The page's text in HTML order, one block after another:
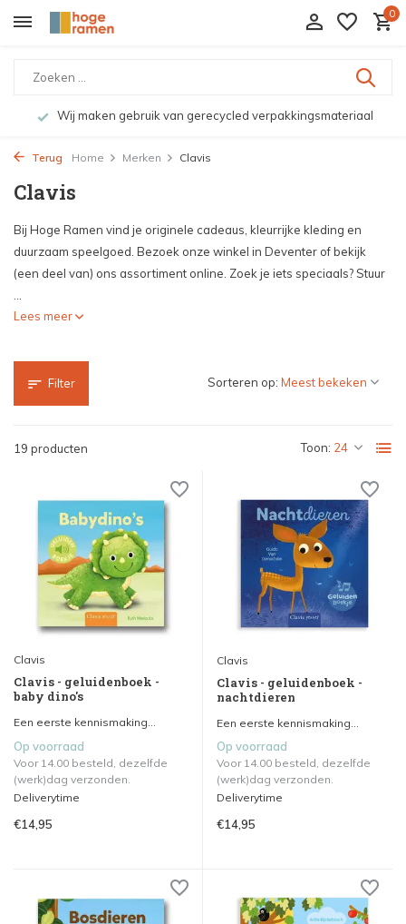
0
Bekijk de producten live in onze
Terug Home Merken Clavis
Clavis
Bij Hoge Ramen vind je originele cadeaus, kleurrijke kleding en
duurzaam speelgoed. Bezoek onze winkel in Deventer of bekijk
(een deel van) ons assortiment online. Zoek je iets speciaals? Stuur
Lees meer
Filter
19 producten Toon:
Sorteren op:
Clavis
Clavis - geluidenboek -
baby dino's
Een eerste kennismaking...
Op voorraad
Voor 14.00 besteld, dezelfde
(werk)dag verzonden.
Deliverytime
€14,95
Clavis
Clavis - geluidenboek -
nachtdieren
Een eerste kennismaking...
Op voorraad
Voor 14.00 besteld, dezelfde
(werk)dag verzonden.
Deliverytime
€14,95